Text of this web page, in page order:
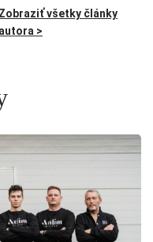
Zobraziť všetky články
autora >